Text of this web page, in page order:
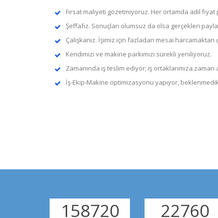
Fırsat maliyeti gözetmiyoruz. Her ortamda adil fiyat
Şeffafız. Sonuçları olumsuz da olsa gerçekleri
Çalışkanız. İşimiz için fazladan mesai harcamaktan
Kendimizi ve makine parkımızı sürekli yeniliyoruz.
Zamanında iş teslim ediyor; iş ortaklarımıza
İş-Ekip-Makine optimizasyonu yapıyor,
196210 28136